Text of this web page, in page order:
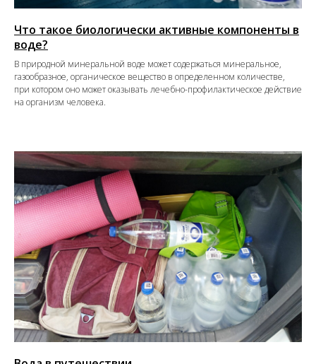
Что такое биологически активные компоненты в
воде?
В природной минеральной воде может содержаться минеральное,
газообразное, органическое вещество в определенном количестве,
при котором оно может оказывать лечебно-профилактическое действие
на организм человека.